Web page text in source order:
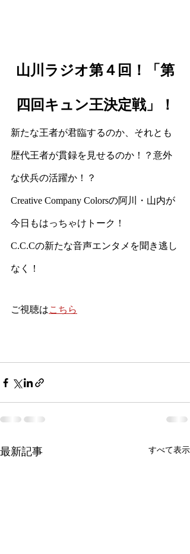
山川ラジオ第４回！「第
四回キュン王決定戦」！
新たな王者が君臨するのか、それとも
歴代王者が貫録を見せるのか！？意外
な伏兵の活躍か！？
Creative Company Colorsの阿川・山内が
今日もはっちゃけトーク！
C.C.Cの新たな音声エンタメを聞き逃し
なく！
ご視聴はこちら
最新記事 すべて表示